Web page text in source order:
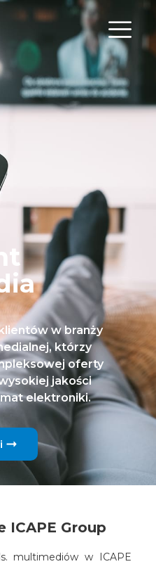
w branży
którzy
oferty
jakości
elektroniki.
ICAPE Group
multimediów w ICAPE